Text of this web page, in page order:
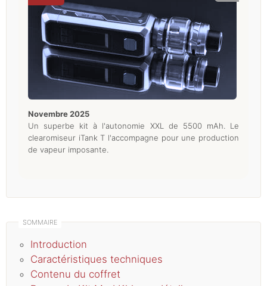
novembre 2025
Un superbe kit à l'autonomie XXL de 5500 mAh. Le
clearomiseur iTank T l'accompagne pour une production
de vapeur imposante.
Introduction
Caractéristiques techniques
Contenu du coffret